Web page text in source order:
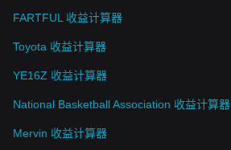
FARTFUL 收益计算器
Toyota 收益计算器
YE16Z 收益计算器
National Basketball Association 收益计算器
Mervin 收益计算器